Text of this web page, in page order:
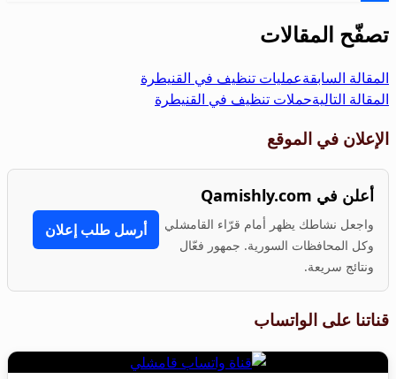
تصفّح المقالات
المقالة السابقةعمليات تنظيف في القنيطرة
المقالة التاليةحملات تنظيف في القنيطرة
الإعلان في الموقع
أعلن في Qamishly.com
واجعل نشاطك يظهر أمام قرّاء القامشلي
وكل المحافظات السورية. جمهور فعّال
ونتائج سريعة.
أرسل طلب إعلان
قناتنا على الواتساب